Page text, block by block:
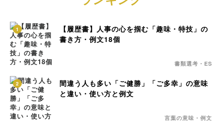
1
【履歴書】人事の心を掴む「趣味・特技」の
書き方・例文18個
書類選考・ES
2
間違う人も多い「ご健勝」「ご多幸」の意味
と違い・使い方と例文
言葉の意味・例文